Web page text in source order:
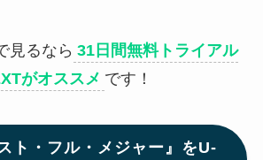
見るなら 31日間無料トライアル
がオススメ です！
ト・フル・メジャー』をU-